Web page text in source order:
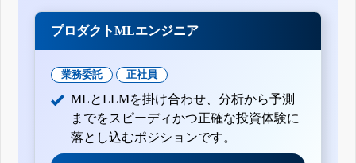
プロダクトMLエンジニア
業務委託 正社員
MLとLLMを掛け合わせ、分析から予測
までをスピーディかつ正確な投資体験に
落とし込むポジションです。